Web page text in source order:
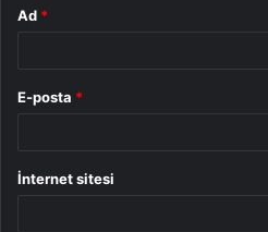
Ad *
E-posta *
İnternet sitesi